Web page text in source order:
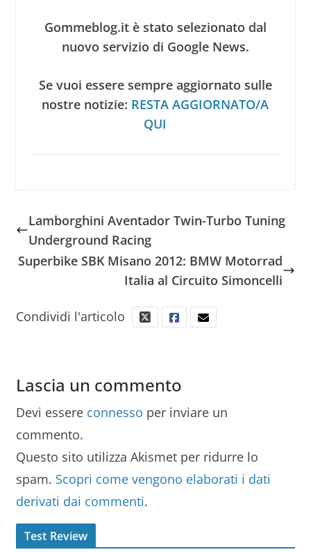
Gommeblog.it è stato selezionato dal
nuovo servizio di Google News.
Se vuoi essere sempre aggiornato sulle
nostre notizie: RESTA AGGIORNATO/A
QUI
Lamborghini Aventador Twin-Turbo Tuning
Underground Racing
Superbike SBK Misano 2012: BMW Motorrad
Italia al Circuito Simoncelli
Condividi l'articolo
Lascia un commento
Devi essere connesso per inviare un
commento.
Questo sito utilizza Akismet per ridurre lo
spam. Scopri come vengono elaborati i dati
derivati dai commenti.
Test Review